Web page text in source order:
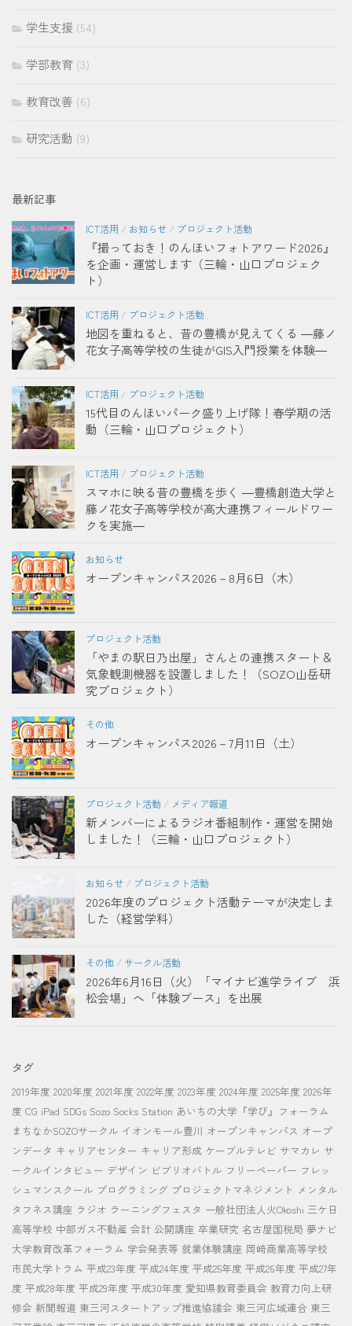
学生支援 (54)
学部教育 (3)
教育改善 (6)
研究活動 (9)
最新記事
ICT活用 / お知らせ / プロジェクト活動
『撮っておき！のんほいフォトアワード2026』
を企画・運営します（三輪・山口プロジェク
ト）
ICT活用 / プロジェクト活動
地図を重ねると、昔の豊橋が見えてくる ―藤ノ
花女子高等学校の生徒がGIS入門授業を体験―
ICT活用 / プロジェクト活動
15代目のんほいパーク盛り上げ隊！春学期の活
動（三輪・山口プロジェクト）
ICT活用 / プロジェクト活動
スマホに映る昔の豊橋を歩く ―豊橋創造大学と
藤ノ花女子高等学校が高大連携フィールドワー
クを実施―
お知らせ
オープンキャンパス2026－8月6日（木）
プロジェクト活動
「やまの駅日乃出屋」さんとの連携スタート＆
気象観測機器を設置しました！（SOZO山岳研
究プロジェクト）
その他
オープンキャンパス2026－7月11日（土）
プロジェクト活動 / メディア報道
新メンバーによるラジオ番組制作・運営を開始
しました！（三輪・山口プロジェクト）
お知らせ / プロジェクト活動
2026年度のプロジェクト活動テーマが決定しま
した（経営学科）
その他 / サークル活動
2026年6月16日（火）「マイナビ進学ライブ 浜
松会場」へ「体験ブース」を出展
タグ
2019年度 2020年度 2021年度 2022年度 2023年度 2024年度 2025年度 2026年
度 CG iPad SDGs Sozo Socks Station あいちの大学『学び』フォーラム
まちなかSOZOサークル イオンモール豊川 オープンキャンパス オープ
ンデータ キャリアセンター キャリア形成 ケーブルテレビ サマカレ サ
ークルインタビュー デザイン ビブリオバトル フリーペーパー フレッ
シュマンスクール プログラミング プロジェクトマネジメント メンタル
タフネス講座 ラジオ ラーニングフェスタ 一般社団法人火Okoshi 三ケ日
高等学校 中部ガス不動産 会計 公開講座 卒業研究 名古屋国税局 夢ナビ
大学教育改革フォーラム 学会発表等 就業体験講座 岡崎商業高等学校
市民大学トラム 平成23年度 平成24年度 平成25年度 平成26年度 平成27年
度 平成28年度 平成29年度 平成30年度 愛知県教育委員会 教育力向上研
修会 新聞報道 東三河スタートアップ推進協議会 東三河広域連合 東三